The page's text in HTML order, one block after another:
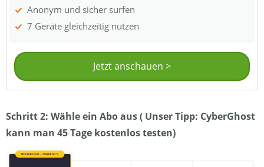
Anonym und sicher surfen
7 Geräte gleichzeitig nutzen
Jetzt anschauen >
Schritt 2: Wähle ein Abo aus ( Unser Tipp: CyberGhost
kann man 45 Tage kostenlos testen)